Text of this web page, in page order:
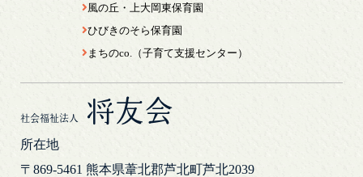
社会福祉法人 将友会
所在地
〒869-5461 熊本県葦北郡芦北町芦北2039
風の丘・上大岡東保育園
ひびきのそら保育園
まちのco.（子育て支援センター）